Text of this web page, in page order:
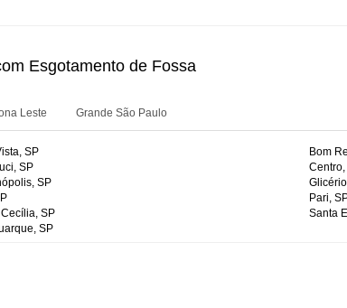
Esgotamento de Fossa
Leste Grande São Paulo
SP
Bom
SP
Centro,
SP
Pari,
SP
Santa
SP